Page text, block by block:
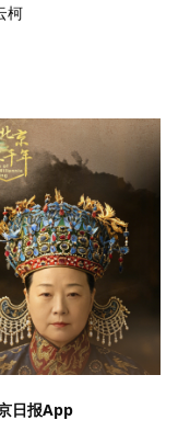
柯
日报App